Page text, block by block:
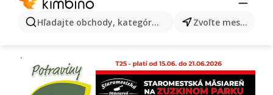
Hľadajte obchody, kategórie, produkty... Zvoľte mesto